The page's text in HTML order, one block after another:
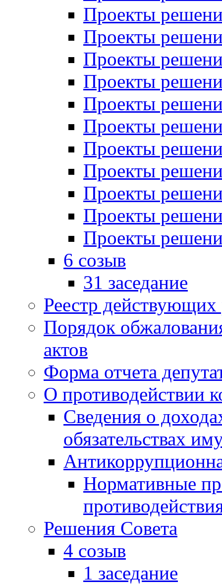
Проекты
Проекты
Проекты
Проекты
Проекты
Проекты
Проекты
Проекты
Проекты
Проекты
Проекты
6 созыв
31 заседание
Реестр
Порядок
актов
Форма отчета
О противодействии
Сведения о
обязательствах
Нормативные
Решения Совета
4 созыв
1 заседание